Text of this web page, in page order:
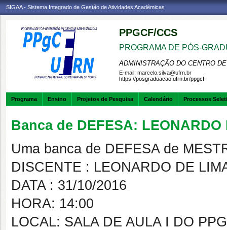
SIGAA - Sistema Integrado de Gestão de Atividades Acadêmicas
PPGCF/CCS
PROGRAMA DE PÓS-
ADMINISTRAÇÃO DO CENTRO
E-mail: marcelo.silva@ufrn.br
https://posgraduacao.ufrn.br/ppgcf
Programa Ensino Projetos de Pesquisa Calendário Processos
Banca de DEFESA: LEONARDO
Uma banca de DEFESA de
DISCENTE : LEONARDO DE
DATA : 31/10/2016
HORA: 14:00
LOCAL: SALA DE AULA I DO